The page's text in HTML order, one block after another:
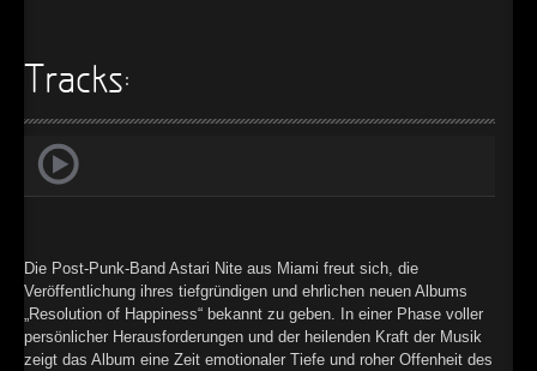
Oberer Totpunkt
►
►
►
Tracks:
Die Post-Punk-Band Astari Nite aus Miami freut sich, die
Veröffentlichung ihres tiefgründigen und ehrlichen neuen Albums
„Resolution of Happiness“ bekannt zu geben. In einer Phase voller
persönlicher Herausforderungen und der heilenden Kraft der Musik
zeigt das Album eine Zeit emotionaler Tiefe und roher Offenheit des